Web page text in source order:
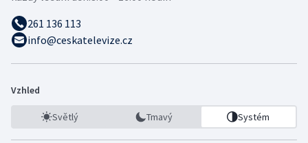
261 136 113
info@ceskatelevize.cz
Vzhled
Světlý Tmavý Systém